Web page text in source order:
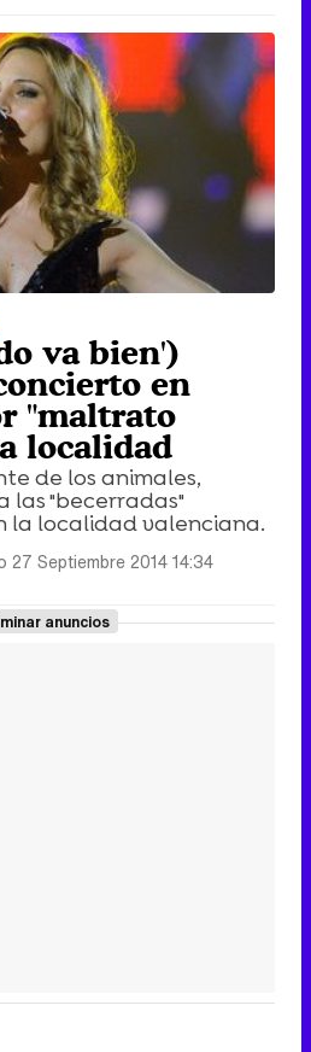
va bien')
en
"maltrato
localidad
de los animales,
las "becerradas"
la localidad valenciana.
27 Septiembre 2014 14:34
anuncios